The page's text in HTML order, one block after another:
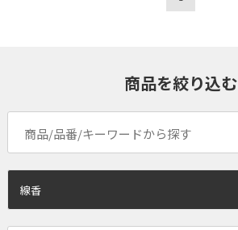
商品を絞り込む
線香